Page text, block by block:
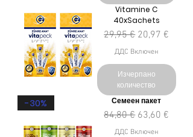
Vitamine C
40xSachets
Редовна цена
29,95 € Продажна
20,97 €
ДДС Включен
Изчерпано
количество
-30% Семеен пакет
Редовна цена
84,80 € Продажна
63,60 €
ДДС Включен